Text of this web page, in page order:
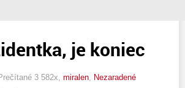
je koniec
Prečítané 3 582x, miralen Nezaradené